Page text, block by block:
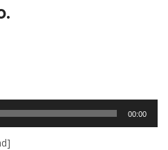
00:00